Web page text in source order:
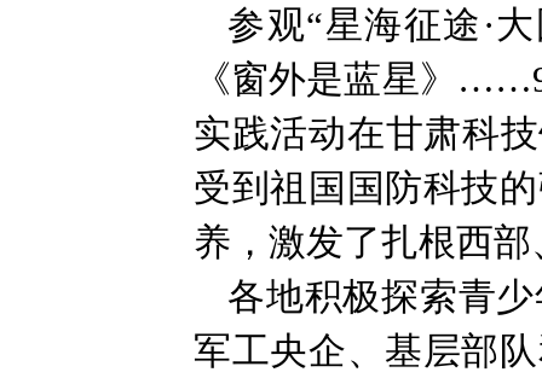
参观“星海征途·
《窗外是蓝星》
实践活动在甘肃科
受到祖国国防科技
养，激发了扎根西
各地积极探索青
军工央企、基层部